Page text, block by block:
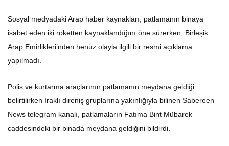
Sosyal medyadaki Arap haber kaynakları, patlamanın binaya
isabet eden iki roketten kaynaklandığını öne sürerken, Birleşik
Arap Emirlikleri’nden henüz olayla ilgili bir resmi açıklama
yapılmadı.
Polis ve kurtarma araçlarının patlamanın meydana geldiği
belirtilirken Iraklı direniş gruplarına yakınlığıyla bilinen Sabereen
News telegram kanalı, patlamaların Fatıma Bint Mübarek
caddesindeki bir binada meydana geldiğini bildirdi.